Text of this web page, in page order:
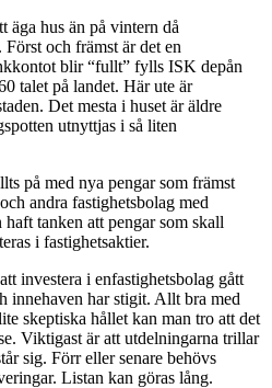
äga hus än på vintern då
och främst är det en
blir “fullt” fylls ISK depån
talet på landet. Här ute är
Det mesta i huset är äldre
utnyttjas i så liten
på med nya pengar som främst
andra fastighetsbolag med
tanken att pengar som skall
i fastighetsaktier.
investera i enfastighetsbolag gått
innehaven har stigit. Allt bra med
skeptiska hållet kan man tro att det
Viktigast är att utdelningarna trillar
sig. Förr eller senare behövs
Listan kan göras lång.